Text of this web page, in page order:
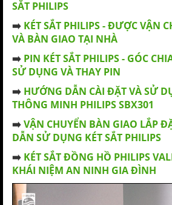
SẮT PHILIPS
➡️ KÉT SẮT PHILIPS - ĐƯỢC VẬN
VÀ BÀN GIAO TẠI NHÀ
➡️ PIN KÉT SẮT PHILIPS - GÓC
SỬ DỤNG VÀ THAY PIN
➡️ HƯỚNG DẪN CÀI ĐẶT VÀ SỬ
THÔNG MINH PHILIPS SBX301
➡️VẬN CHUYỂN BÀN GIAO LẮP
DẪN SỬ DỤNG KÉT SẮT PHILIPS
➡️ KÉT SẮT ĐỒNG HỒ PHILIPS
KHÁI NIỆM AN NINH GIA ĐÌNH